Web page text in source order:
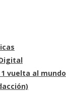
1 vuelta al mundo